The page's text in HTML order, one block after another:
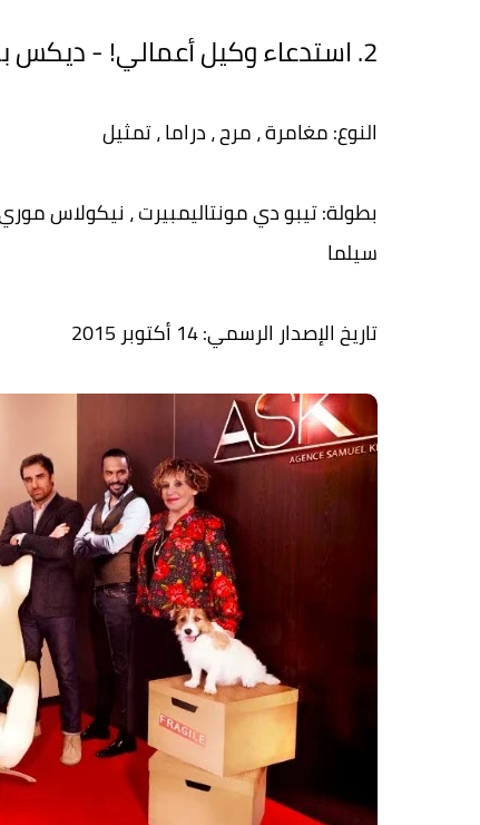
2. استدعاء وكيل أعمالي! - ديكس بور سنت
النوع: مغامرة ، مرح ، دراما ، تمثيل
بطولة: تيبو دي مونتاليمبيرت ، نيكولاس
سيلما
تاريخ الإصدار الرسمي: 14 أكتوبر 2015